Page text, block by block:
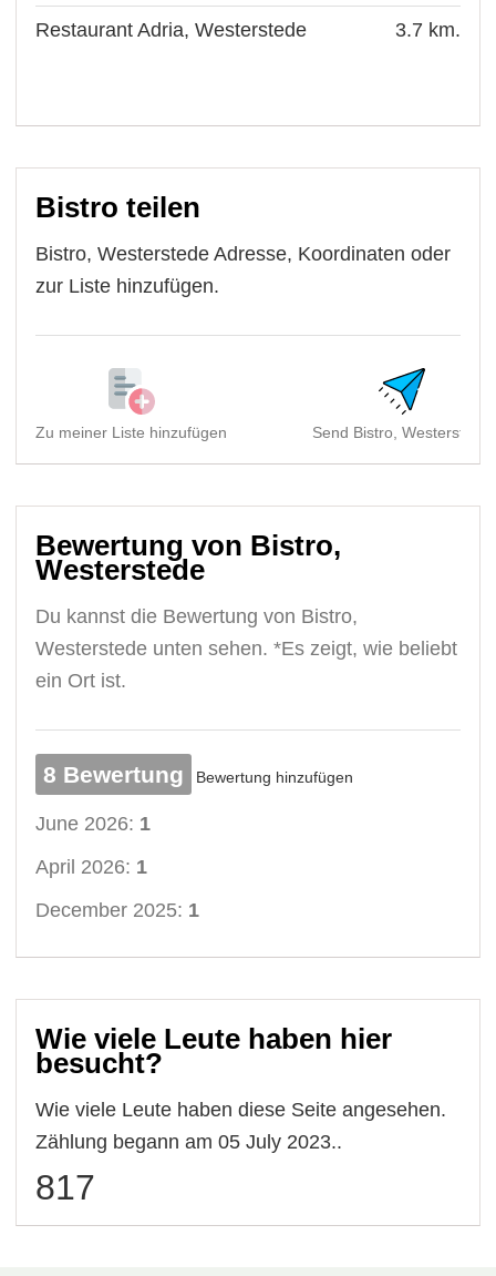
Restaurant Adria, Westerstede 3.7 km.
Bistro teilen
Bistro, Westerstede Adresse, Koordinaten oder
zur Liste hinzufügen.
Zu meiner Liste hinzufügen Send Bistro, Westerstede
Bewertung von Bistro,
Westerstede
Du kannst die Bewertung von Bistro,
Westerstede unten sehen. *Es zeigt, wie beliebt
ein Ort ist.
8 Bewertung Bewertung hinzufügen
June 2026: 1
April 2026: 1
December 2025: 1
Wie viele Leute haben hier
besucht?
Wie viele Leute haben diese Seite angesehen.
Zählung begann am 05 July 2023..
817